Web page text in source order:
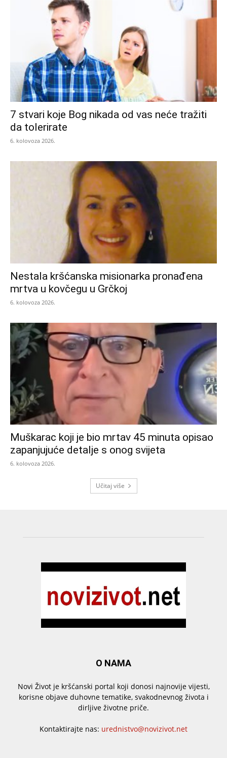
7 stvari koje Bog nikada od vas neće tražiti
da tolerirate
6. kolovoza 2026.
Nestala kršćanska misionarka pronađena
mrtva u kovčegu u Grčkoj
6. kolovoza 2026.
Muškarac koji je bio mrtav 45 minuta opisao
zapanjujuće detalje s onog svijeta
6. kolovoza 2026.
Učitaj više
O NAMA
Novi Život je kršćanski portal koji donosi najnovije vijesti,
korisne objave duhovne tematike, svakodnevnog života i
dirljive životne priče.
Kontaktirajte nas: urednistvo@novizivot.net